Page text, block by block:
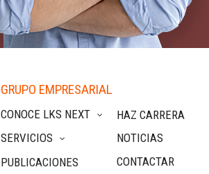
GRUPO EMPRESARIAL
CONOCE LKS NEXT
SERVICIOS
PUBLICACIONES
HAZ CARRERA
NOTICIAS
CONTACTAR